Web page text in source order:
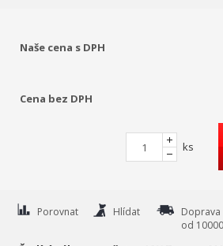
Naše cena s DPH
Cena bez DPH
ks
Porovnat Hlídat
Doprava
od